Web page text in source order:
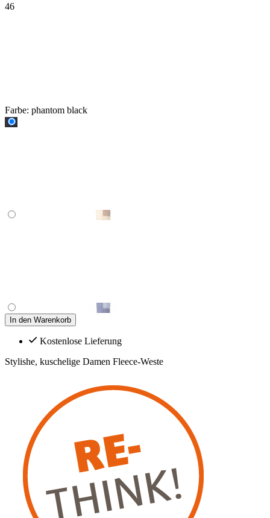
46
Farbe: phantom black
In den Warenkorb
Kostenlose Lieferung
Stylishe, kuschelige Damen Fleece-Weste